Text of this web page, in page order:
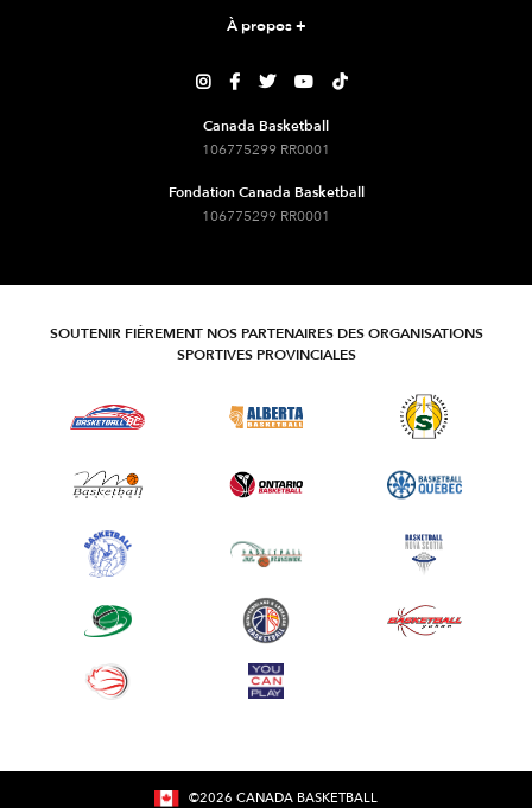
À propos+
    
Canada Basketball
106775299 RR0001
Fondation Canada Basketball
106775299 RR0001
SOUTENIR FIÈREMENT NOS PARTENAIRES DES ORGANISATIONS
SPORTIVES PROVINCIALES
©2026 CANADA BASKETBALL